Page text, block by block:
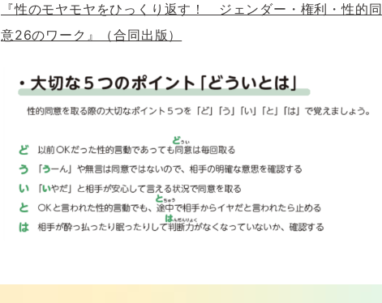
『性のモヤモヤをひっくり返す！ ジェンダー・権利・性的同
意26のワーク』（合同出版）